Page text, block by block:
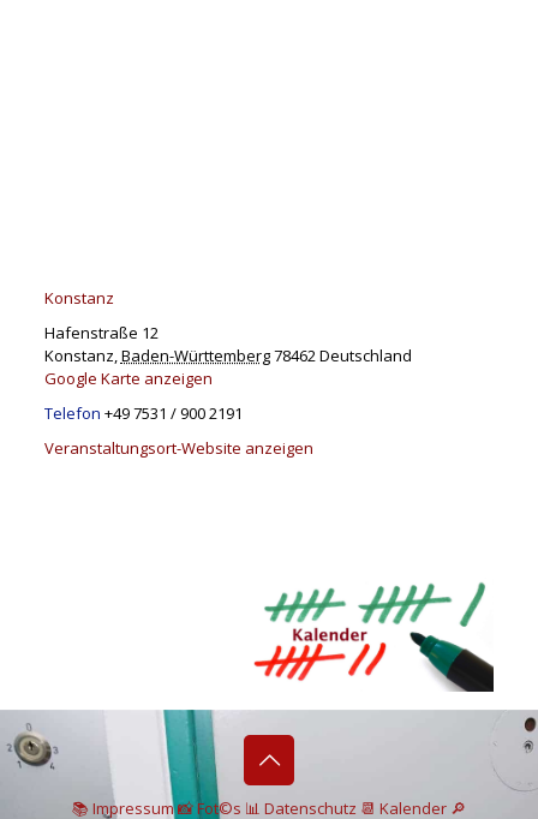
Konstanz
Hafenstraße 12
Konstanz Baden-Württemberg78462 Deutschland
Google Karte anzeigen
Telefon +49 7531 / 900 2191
Veranstaltungsort-Website anzeigen
📚 Impressum📸Fot©s 📊 Datenschutz 📆 Kalender 🔎